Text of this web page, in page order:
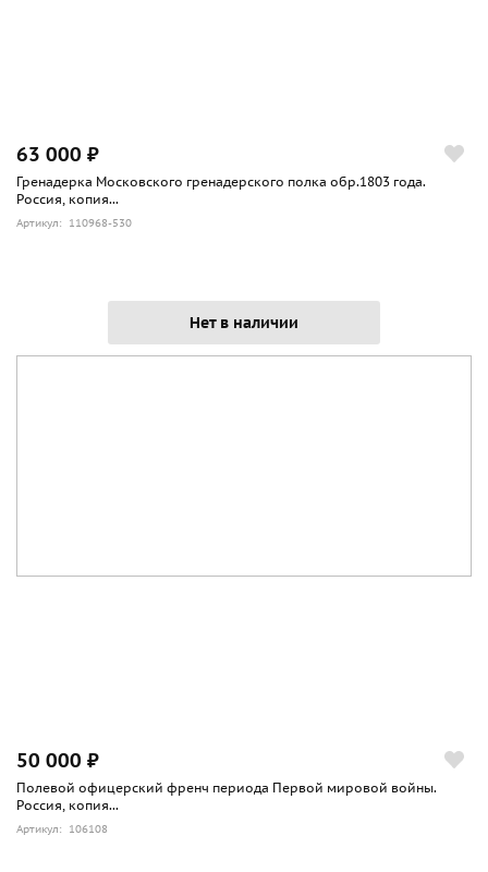
63 000 ₽
Гренадерка Московского гренадерского полка обр.1803 года.
Россия, копия...
Артикул: 110968-530
Нет в наличии
50 000 ₽
Полевой офицерский френч периода Первой мировой войны.
Россия, копия...
Артикул: 106108